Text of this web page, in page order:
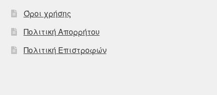
Όροι χρήσης
Πολιτική Απορρήτου
Πολιτική Επιστροφών